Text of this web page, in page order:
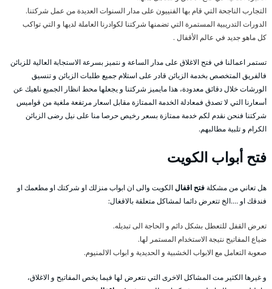
التجارب الناجحة التي قام بها الفنييون على مدار السنوات العديدة من عمل شركتنا.
الدورات التدريبية المستمرة التي تضمنها شركتنا لكوادرنا العاملة لديها و التي تواكب
كل ماهو جديد في عالم الأقفال .
تستمر اعمالنا في فتح الاغلاق على مدار الساعة و نتميز بسرعة الاستجابة العالية للزبائن
فالفريق المتخصص بخدمة الزبائن قادر على استلام جميع طلبات الزبائن و تنسيق
الورشات خلال دقائق معدودة، هذا مايميز شركتنا و يجعلها محط انظار الجميع ناهيك عن
أسعارنا التي لا تصدق فمعادلة الخدمة الممتازة مقابل اسعار مرتفعة ملغية من قواميس
شركتنا فنحن نقدم لكم خدمة ممتازة بسعر رخيص حرصا منا على نيل رضى الزبائن
الكرام و تلبية مطالبهم.
فتح أبواب الكويت
هل تعاني من مشكلةفتح اقفالالكويت والى ان ابواب منزلك او شركتك او مطعمك او
فندقك او ….الخ تتعرض دائما لمشاكل متعلقة بالاقغال:
تعرض القفل للتعطل بشكل دائم و الحاجة الى تبديله.
ضياع المفاتيح نتيجة الاستخدام المستمر لها.
صعوبة التعامل مع الابواب الخشبية و الحديدية و ابواب الالمنيوم.
و غيرها الكثير مت المشاكل الاخرى التي نتعرض لها فيما يخص المفاتيح و الاغلاق،